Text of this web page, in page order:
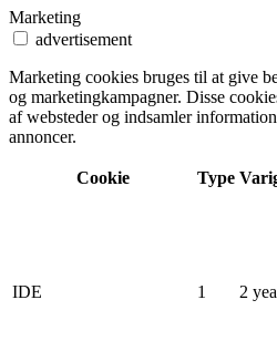
Marketing
advertisement
Marketing cookies bruges til at give
og marketingkampagner. Disse
af websteder og indsamler
annoncer.
Cookie Type
IDE 1 2